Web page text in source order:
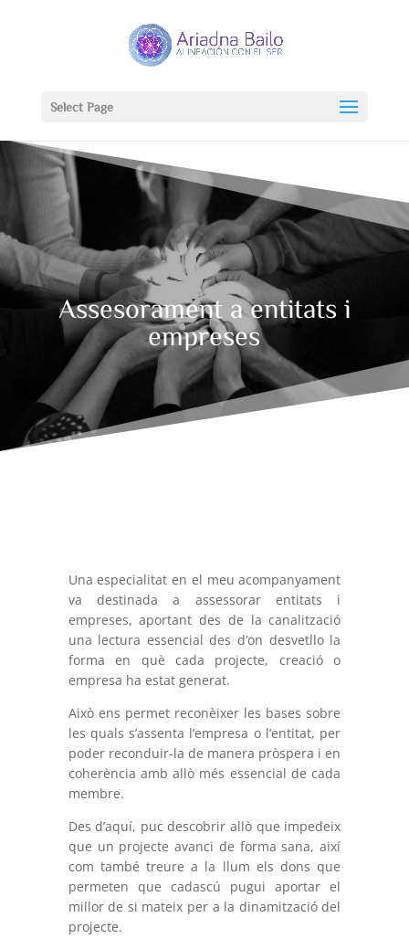
Select Page
Assesorament a entitats i
empreses
Una especialitat en el meu acompanyament
va destinada a assessorar entitats i
empreses, aportant des de la canalització
una lectura essencial des d’on desvetllo la
forma en què cada projecte, creació o
empresa ha estat generat.
Això ens permet reconèixer les bases sobre
les quals s’assenta l’empresa o l’entitat, per
poder reconduir-la de manera pròspera i en
coherència amb allò més essencial de cada
membre.
Des d’aquí, puc descobrir allò que impedeix
que un projecte avanci de forma sana, així
com també treure a la llum els dons que
permeten que cadascú pugui aportar el
millor de si mateix per a la dinamització del
projecte.